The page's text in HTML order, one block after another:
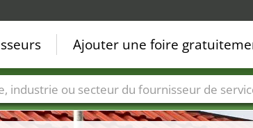
Ajouter une foire
de foire Secteurs du fournisseur de